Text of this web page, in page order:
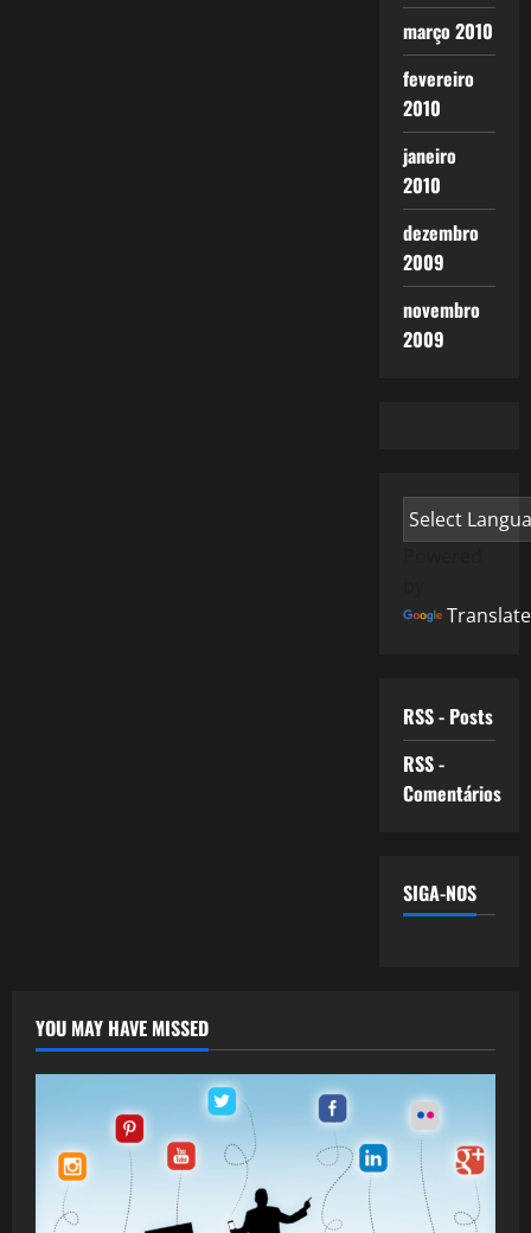
março 2010
fevereiro
2010
janeiro
2010
dezembro
2009
novembro
2009
Translate
RSS - Posts
RSS -
Comentários
SIGA-NOS
YOU MAY HAVE MISSED